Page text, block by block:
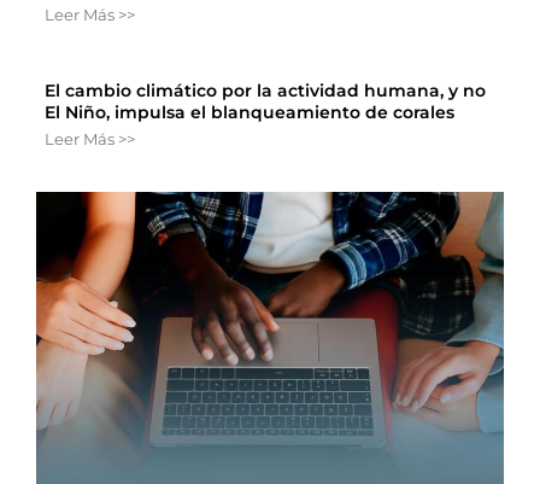
Leer Más >>
El cambio climático por la actividad humana, y no
El Niño, impulsa el blanqueamiento de corales
Leer Más >>